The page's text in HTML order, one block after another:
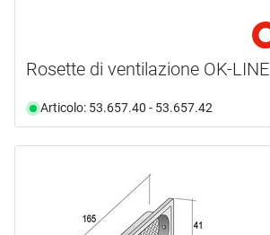
Rosette di ventilazione OK-LINE
Articolo: 53.657.40 - 53.657.42